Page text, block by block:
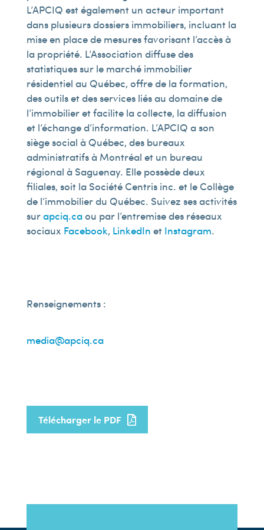
L’APCIQ est également un acteur important
dans plusieurs dossiers immobiliers, incluant la
mise en place de mesures favorisant l’accès à
la propriété. L’Association diffuse des
statistiques sur le marché immobilier
résidentiel au Québec, offre de la formation,
des outils et des services liés au domaine de
l’immobilier et facilite la collecte, la diffusion
et l’échange d’information. L’APCIQ a son
siège social à Québec, des bureaux
administratifs à Montréal et un bureau
régional à Saguenay. Elle possède deux
filiales, soit la Société Centris inc. et le Collège
de l’immobilier du Québec. Suivez ses activités
surapciq.caou par l’entremise des réseaux
sociaux Facebook, LinkedIn et Instagram.
Renseignements :
media@apciq.ca
Télécharger le PDF